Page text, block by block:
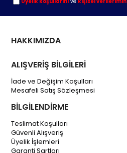
HAKKIMIZDA
ALIŞVERİŞ BİLGİLERİ
İade ve Değişim Koşulları
Mesafeli Satış Sözleşmesi
BİLGİLENDİRME
Teslimat Koşulları
Güvenli Alışveriş
Üyelik İşlemleri
Garanti Şartları